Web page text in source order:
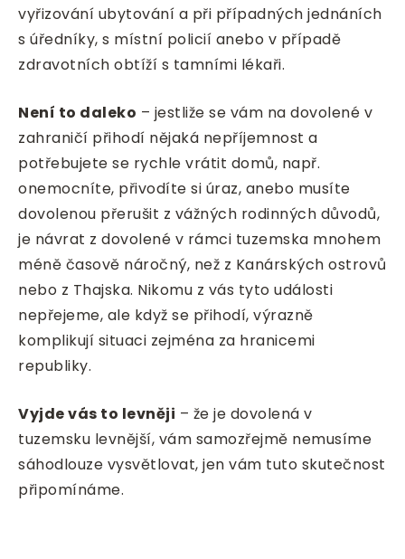
vyřizování ubytování a při případných jednáních
s úředníky, s místní policií anebo v případě
zdravotních obtíží s tamními lékaři.
Není to daleko – jestliže se vám na dovolené v
zahraničí přihodí nějaká nepříjemnost a
potřebujete se rychle vrátit domů, např.
onemocníte, přivodíte si úraz, anebo musíte
dovolenou přerušit z vážných rodinných důvodů,
je návrat z dovolené v rámci tuzemska mnohem
méně časově náročný, než z Kanárských ostrovů
nebo z Thajska. Nikomu z vás tyto události
nepřejeme, ale když se přihodí, výrazně
komplikují situaci zejména za hranicemi
republiky.
Vyjde vás to levněji – že je dovolená v
tuzemsku levnější, vám samozřejmě nemusíme
sáhodlouze vysvětlovat, jen vám tuto skutečnost
připomínáme.